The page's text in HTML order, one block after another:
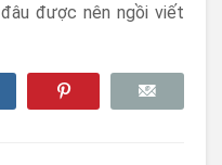
được nên ngồi viết